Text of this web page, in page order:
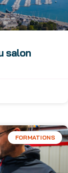
salon
FORMATIONS